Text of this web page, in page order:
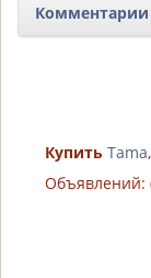
Комментарии
Купить Tama,
Объявлений: